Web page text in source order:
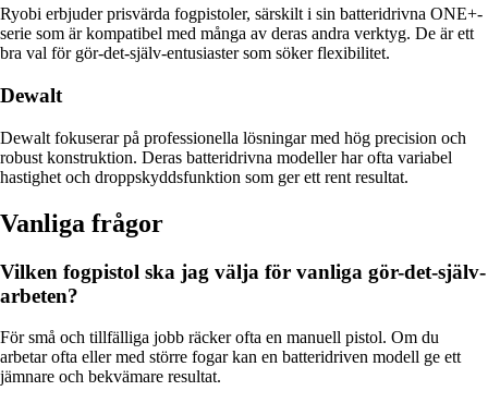
Ryobi erbjuder prisvärda fogpistoler, särskilt i sin batteridrivna ONE+-
serie som är kompatibel med många av deras andra verktyg. De är ett
bra val för gör-det-själv-entusiaster som söker flexibilitet.
Dewalt
Dewalt fokuserar på professionella lösningar med hög precision och
robust konstruktion. Deras batteridrivna modeller har ofta variabel
hastighet och droppskyddsfunktion som ger ett rent resultat.
Vanliga frågor
Vilken fogpistol ska jag välja för vanliga gör-det-själv-
arbeten?
För små och tillfälliga jobb räcker ofta en manuell pistol. Om du
arbetar ofta eller med större fogar kan en batteridriven modell ge ett
jämnare och bekvämare resultat.